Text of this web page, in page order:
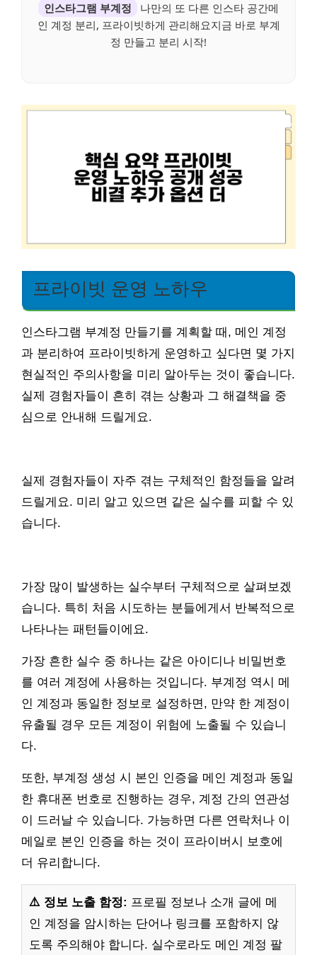
인스타그램 부계정
나만의 또 다른 인스타 공간메
인 계정 분리, 프라이빗하게 관리해요지금 바로 부계
정 만들고 분리 시작!
프라이빗 운영 노하우
인스타그램 부계정 만들기를 계획할 때, 메인 계정
과 분리하여 프라이빗하게 운영하고 싶다면 몇 가지
현실적인 주의사항을 미리 알아두는 것이 좋습니다.
실제 경험자들이 흔히 겪는 상황과 그 해결책을 중
심으로 안내해 드릴게요.
실제 경험자들이 자주 겪는 구체적인 함정들을 알려
드릴게요. 미리 알고 있으면 같은 실수를 피할 수 있
습니다.
가장 많이 발생하는 실수부터 구체적으로 살펴보겠
습니다. 특히 처음 시도하는 분들에게서 반복적으로
나타나는 패턴들이에요.
가장 흔한 실수 중 하나는 같은 아이디나 비밀번호
를 여러 계정에 사용하는 것입니다. 부계정 역시 메
인 계정과 동일한 정보로 설정하면, 만약 한 계정이
유출될 경우 모든 계정이 위험에 노출될 수 있습니
다.
또한, 부계정 생성 시 본인 인증을 메인 계정과 동일
한 휴대폰 번호로 진행하는 경우, 계정 간의 연관성
이 드러날 수 있습니다. 가능하면 다른 연락처나 이
메일로 본인 인증을 하는 것이 프라이버시 보호에
더 유리합니다.
⚠️ 정보 노출 함정: 프로필 정보나 소개 글에 메
인 계정을 암시하는 단어나 링크를 포함하지 않
도록 주의해야 합니다. 실수로라도 메인 계정 팔